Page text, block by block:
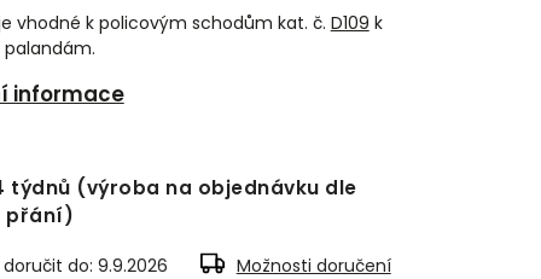
vhodné k policovým schodům kat. č. D109 k
informace
týdnů (výroba na objednávku dle
přání)
do: 9.9.2026 Možnosti doručení